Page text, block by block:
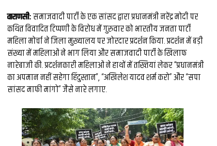
संस्कृति
ख़ान पान और जीवनशैली
अंतरराष्ट्रीय
फैक्ट चेक
व्यापार
मौसम
देश
वाराणसी:समाजवादी पार्टी के एक सांसद द्वारा प्रधानमंत्री नरेंद्र मोदी पर
कथित विवादित टिप्पणी के विरोध में गुरुवार को भारतीय जनता पार्टी
महिला मोर्चा ने जिला मुख्यालय पर जोरदार प्रदर्शन किया. प्रदर्शन में बड़ी
संख्या में महिलाओं ने भाग लिया और समाजवादी पार्टी के खिलाफ
नारेबाजी की. प्रदर्शनकारी महिलाओं ने हाथों में तख्तियां लेकर “प्रधानमंत्री
का अपमान नहीं सहेगा हिंदुस्तान”, “अखिलेश यादव शर्म करो” और “सपा
सांसद माफी मांगो” जैसे नारे लगाए.